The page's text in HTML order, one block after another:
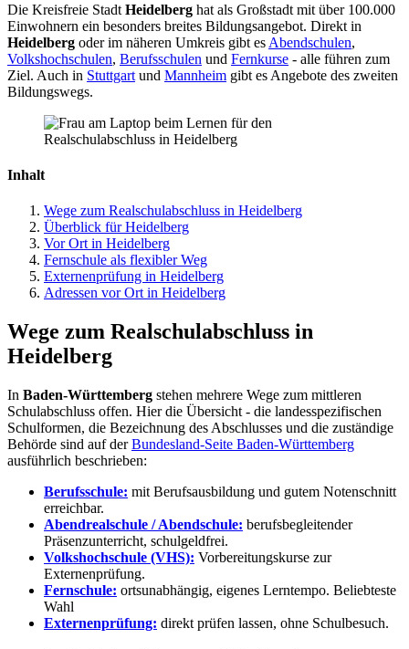
Die Kreisfreie Stadt Heidelberg hat als Großstadt mit über 100.000
Einwohnern ein besonders breites Bildungsangebot. Direkt in
Heidelberg oder im näheren Umkreis gibt es Abendschulen,
Volkshochschulen, Berufsschulen und Fernkurse - alle führen zum
Ziel. Auch in Stuttgart und Mannheim gibt es Angebote des zweiten
Bildungswegs.
Inhalt
Wege zum Realschulabschluss in Heidelberg
Überblick für Heidelberg
Vor Ort in Heidelberg
Fernschule als flexibler Weg
Externenprüfung in Heidelberg
Adressen vor Ort in Heidelberg
Wege zum Realschulabschluss in
Heidelberg
In Baden-Württemberg stehen mehrere Wege zum mittleren
Schulabschluss offen. Hier die Übersicht - die landesspezifischen
Schulformen, die Bezeichnung des Abschlusses und die zuständige
Behörde sind auf derBundesland-Seite Baden-Württemberg
ausführlich beschrieben:
Berufsschule: mit Berufsausbildung und gutem Notenschnitt
erreichbar.
Abendrealschule / Abendschule: berufsbegleitender
Präsenzunterricht, schulgeldfrei.
Volkshochschule (VHS): Vorbereitungskurse zur
Externenprüfung.
Fernschule: ortsunabhängig, eigenes Lerntempo. Beliebteste
Wahl
Externenprüfung: direkt prüfen lassen, ohne Schulbesuch.